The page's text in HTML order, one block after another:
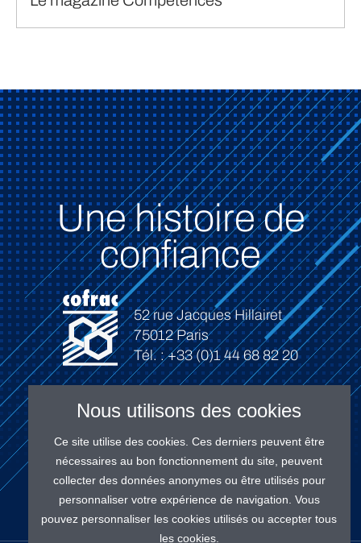
Une histoire de
confiance
52 rue Jacques Hillairet
75012 Paris
Tél. : +33 (0)1 44 68 82 20
Connexion
Nous utilisons des cookies
Ce site utilise des cookies. Ces derniers peuvent être
nécessaires au bon fonctionnement du site, peuvent
collecter des données anonymes ou être utilisés pour
personnaliser votre expérience de navigation. Vous
pouvez personnaliser les cookies utilisés ou accepter tous
les cookies.